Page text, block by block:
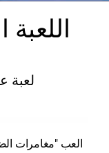
لعبة
العب "مغامرات